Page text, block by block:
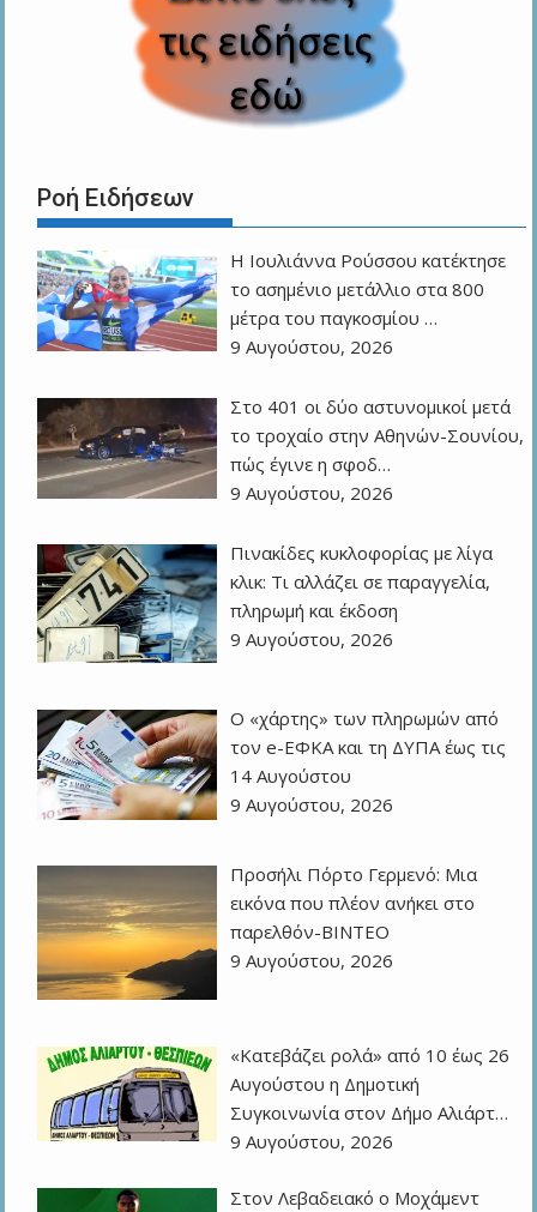
Ροή Ειδήσεων
Η Ιουλιάννα Ρούσσου κατέκτησε
το ασημένιο μετάλλιο στα 800
μέτρα του παγκοσμίου …
9 Αυγούστου, 2026
Στο 401 οι δύο αστυνομικοί μετά
το τροχαίο στην Αθηνών-Σουνίου,
πώς έγινε η σφοδ…
9 Αυγούστου, 2026
Πινακίδες κυκλοφορίας με λίγα
κλικ: Τι αλλάζει σε παραγγελία,
πληρωμή και έκδοση
9 Αυγούστου, 2026
Ο «χάρτης» των πληρωμών από
τον e-ΕΦΚΑ και τη ΔΥΠΑ έως τις
14 Αυγούστου
9 Αυγούστου, 2026
Προσήλι Πόρτο Γερμενό: Μια
εικόνα που πλέον ανήκει στο
παρελθόν-ΒΙΝΤΕΟ
9 Αυγούστου, 2026
«Κατεβάζει ρολά» από 10 έως 26
Αυγούστου η Δημοτική
Συγκοινωνία στον Δήμο Αλιάρτ…
9 Αυγούστου, 2026
Στον Λεβαδειακό ο Μοχάμεντ